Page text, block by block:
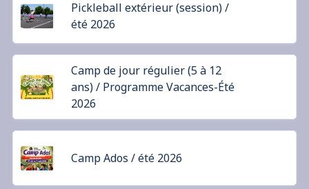
Pickleball extérieur (session) /
été 2026
Camp de jour régulier (5 à 12
ans) / Programme Vacances-Été
2026
Camp Ados / été 2026